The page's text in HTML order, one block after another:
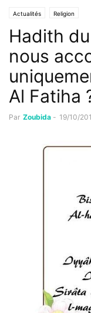
Actualités Religion
Hadith
nous
Al Fatiha
Par Zoubida - 19/10/